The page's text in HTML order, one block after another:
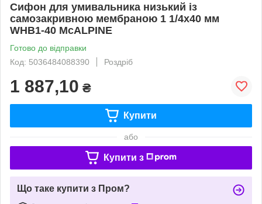
Сифон для умивальника низький із
самозакривною мембраною 1 1/4х40 мм
WHB1-40 McALPINE
Готово до відправки
Код: 5036484088390
Роздріб
1 887,10 ₴
Купити
або
Купити з
Що таке купити з Пром?